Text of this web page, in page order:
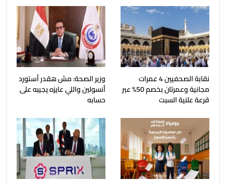
نقابة الصحفيين 4 عمرات
مجانية وعمرتان بخصم 50% عبر
قرعة علنية السبت
وزير الصحة: مش هقدر أستورد
أنسولين واللي عايزه يجيبه على
حسابه